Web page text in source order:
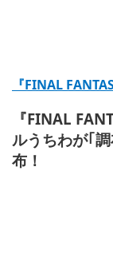
『FINAL
『FINAL
ルうちわが｢
布！